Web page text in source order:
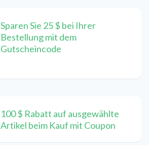
Sparen Sie 25 $ bei Ihrer
Bestellung mit dem
Gutscheincode
100 $ Rabatt auf ausgewählte
Artikel beim Kauf mit Coupon